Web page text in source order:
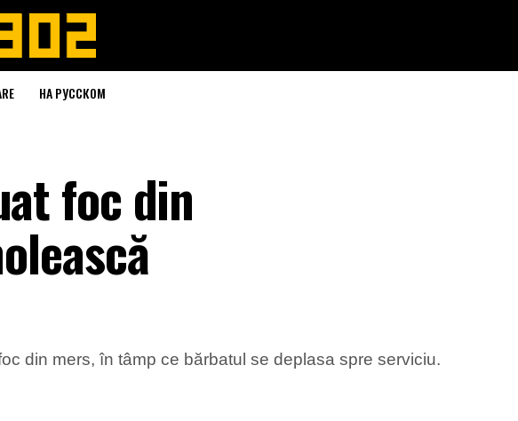
НА РУССКОМ
foc din
din mers, în tâmp ce bărbatul se deplasa spre serviciu.